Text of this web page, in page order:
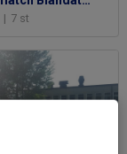
| 7 st